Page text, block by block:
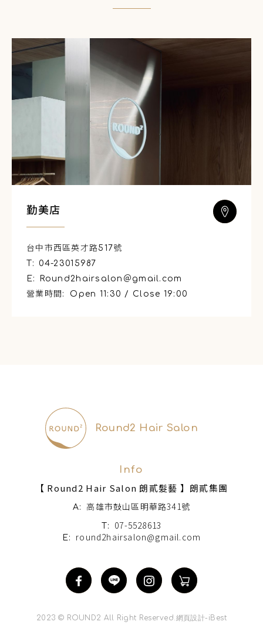
勤美店
台中市西區英才路517號
T:
04-23015987
E:
Round2hairsalon＠gmail.com
營業時間:
Open 11:30 / Close 19:00
Round2 Hair Salon
Info
【 Round2 Hair Salon 朗貳髮藝 】朗貳集團
A: 高雄市鼓山區明華路341號
T: 07-5528613
E: round2hairsalon@gmail.com
2023 © ROUND2 All Right Reserved.網頁設計- iBest